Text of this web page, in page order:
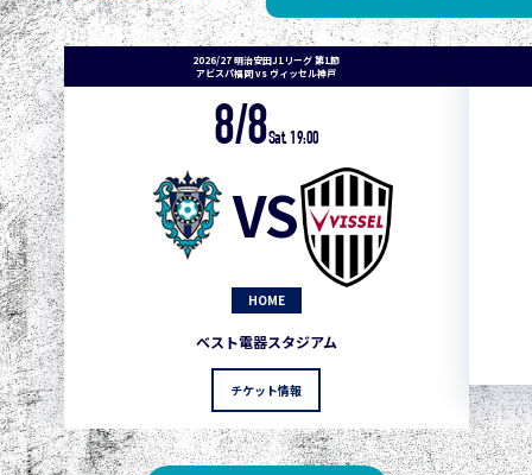
2026/27 明治安田J1リーグ 第1節
アビスパ福岡 vs ヴィッセル神戸
8/8Sat. 19:00
VS
HOME
ベスト電器スタジアム
チケット情報